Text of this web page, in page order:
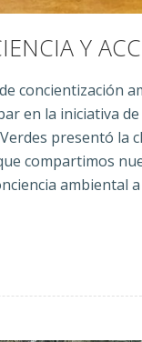
Y
concientización
en la iniciativa
presentó la
compartimos
ambiental